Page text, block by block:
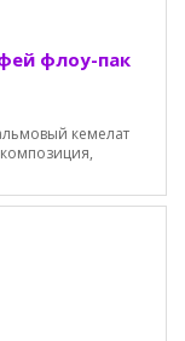
флоу-пак
кемелат